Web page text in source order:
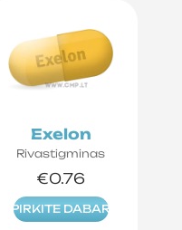
Exelon
Rivastigminas
€0.76
PIRKITE DABAR